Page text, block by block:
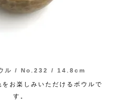
ウル / No.232 / 14.8cm
お楽しみいただけるボウルで
す。